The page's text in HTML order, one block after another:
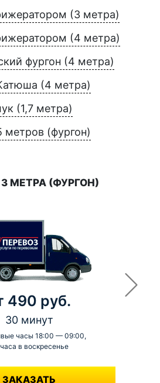
(3 метра)
(4 метра)
фургон (4 метра)
(4 метра)
(1,7 метра)
метров (фургон)
3 МЕТРА (ФУРГОН)
490 руб.
30 минут
часы 18:00 — 09:00,
в воскресенье
-
ЗАКАЗАТЬ